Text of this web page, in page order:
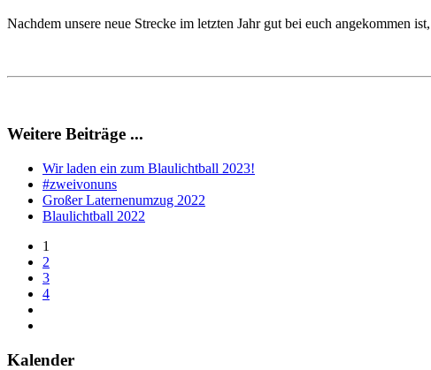
Nachdem unsere neue Strecke im letzten Jahr gut bei euch angekommen
Weitere Beiträge ...
Wir laden ein zum Blaulichtball 2023!
#zweivonuns
Großer Laternenumzug 2022
Blaulichtball 2022
1
2
3
4
Kalender